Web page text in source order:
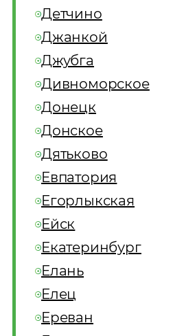
Детчино
Джанкой
Джубга
Дивноморское
Донецк
Донское
Дятьково
Евпатория
Егорлыкская
Ейск
Екатеринбург
Елань
Елец
Ереван